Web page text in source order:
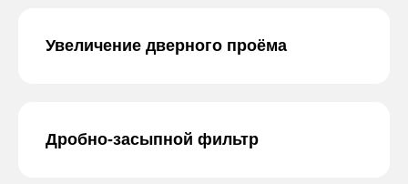
Увеличение дверного проёма
Дробно-засыпной фильтр